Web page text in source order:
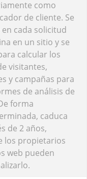
como
de cliente. Se
en cada solicitud
en un sitio y se
calcular los
visitantes,
y campañas para
de análisis de
forma
caduca
de 2 años,
los propietarios
web pueden